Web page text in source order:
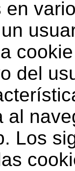
en
del
al
Los